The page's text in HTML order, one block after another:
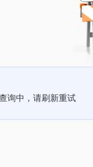
询中，请刷新重试